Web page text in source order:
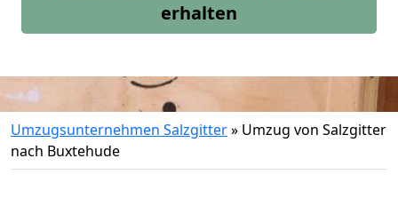
erhalten
Umzugsunternehmen Salzgitter» Umzug von Salzgitter
nach Buxtehude